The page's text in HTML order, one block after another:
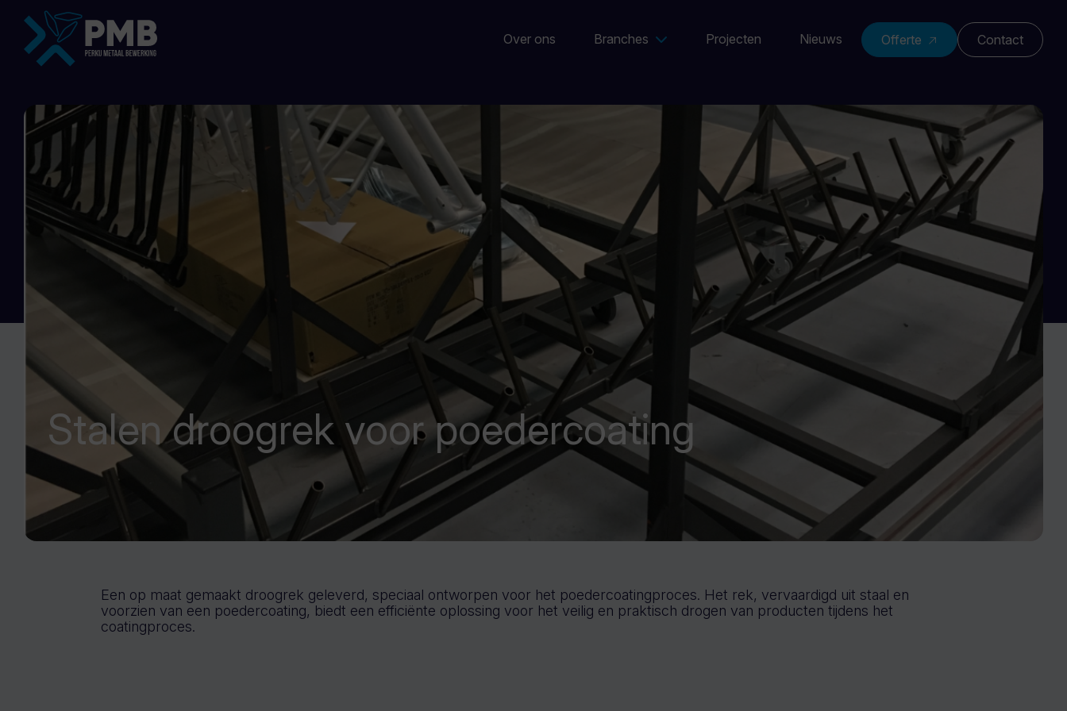
Over ons Branches Projecten Nieuws Offerte Contact
Stalen droogrek voor poedercoating
Een op maat gemaakt droogrek geleverd, speciaal ontworpen voor het poedercoatingproces. Het rek, vervaardigd uit staal en
voorzien van een poedercoating, biedt een efficiënte oplossing voor het veilig en praktisch drogen van producten tijdens het
coatingproces.